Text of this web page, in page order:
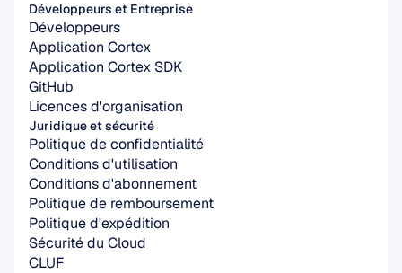
Développeurs et Entreprise
Développeurs
Application Cortex
Application Cortex SDK
GitHub
Licences d'organisation
Juridique et sécurité
Politique de confidentialité
Conditions d'utilisation
Conditions d'abonnement
Politique de remboursement
Politique d'expédition
Sécurité du Cloud
CLUF